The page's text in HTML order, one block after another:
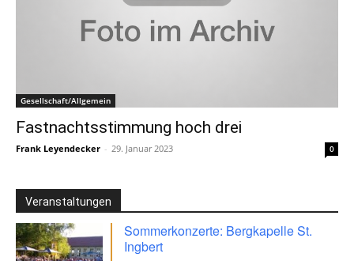
Gesellschaft/Allgemein
Fastnachtsstimmung hoch drei
Frank Leyendecker - 29. Januar 2023 0
Veranstaltungen
Sommerkonzerte: Bergkapelle St.
Ingbert